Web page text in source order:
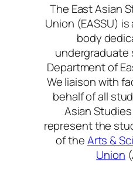
The East Asian
Union (EASSU)
body
Department of
We liaison with
behalf of all
Asian
represent the
of theArts &
Union